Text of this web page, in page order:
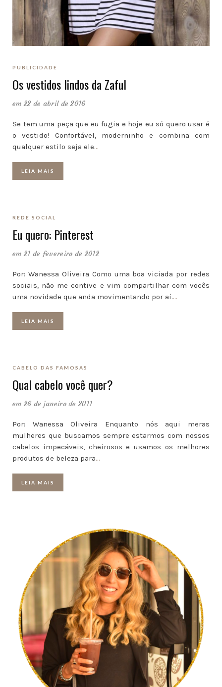
PUBLICIDADE
Os vestidos lindos da Zaful
em 22 de abril de 2016
Se tem uma peça que eu fugia e hoje eu só quero usar é
o vestido! Confortável, moderninho e combina com
qualquer estilo seja ele…
LEIA MAIS
REDE SOCIAL
Eu quero: Pinterest
em 21 de fevereiro de 2012
Por: Wanessa Oliveira Como uma boa viciada por redes
sociais, não me contive e vim compartilhar com vocês
uma novidade que anda movimentando por aí.…
LEIA MAIS
CABELO DAS FAMOSAS
Qual cabelo você quer?
em 26 de janeiro de 2011
Por: Wanessa Oliveira Enquanto nós aqui meras
mulheres que buscamos sempre estarmos com nossos
cabelos impecáveis, cheirosos e usamos os melhores
produtos de beleza para…
LEIA MAIS